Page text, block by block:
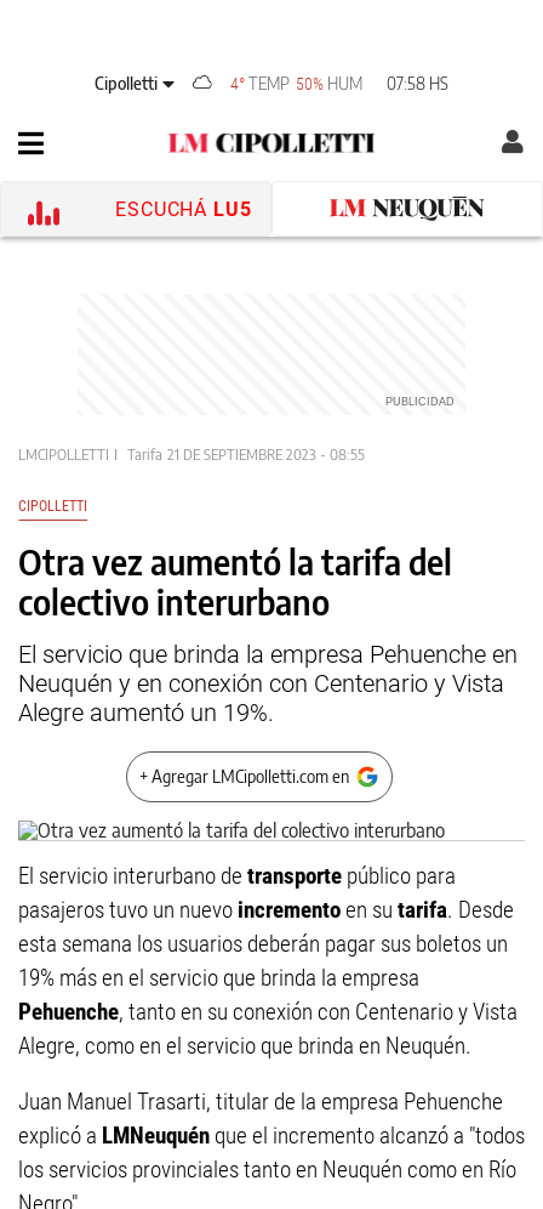
Cipolletti 4°TEMP 50% HUM 07:58 HS
ESCUCHÁ LU5
LMCIPOLLETTI Tarifa 21 DE SEPTIEMBRE 2023 - 08:55
CIPOLLETTI
Otra vez aumentó la tarifa del
colectivo interurbano
El servicio que brinda la empresa Pehuenche en
Neuquén y en conexión con Centenario y Vista
Alegre aumentó un 19%.
+ Agregar LMCipolletti.com en
El servicio interurbano de transporte público para
pasajeros tuvo un nuevo incrementoen su tarifa. Desde
esta semana los usuarios deberán pagar sus boletos un
19% más en el servicio que brinda la empresa
Pehuenche, tanto en su conexión con Centenario y Vista
Alegre, como en el servicio que brinda en Neuquén.
Juan Manuel Trasarti, titular de la empresa Pehuenche
explicó a LMNeuquén que el incremento alcanzó a "todos
los servicios provinciales tanto en Neuquén como en Río